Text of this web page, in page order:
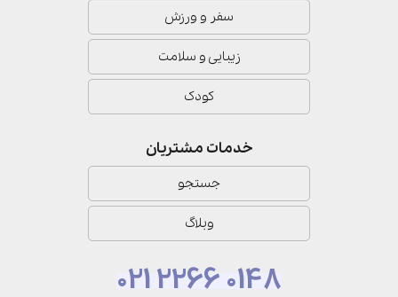
سفر و ورزش
زیبایی و سلامت
کودک
خدمات مشتریان
جستجو
وبلاگ
021 2266 0148